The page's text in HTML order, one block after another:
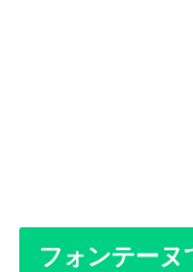
フォンテーヌ